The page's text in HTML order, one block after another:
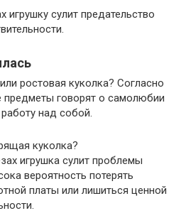
игрушку сулит предательство
ростовая куколка? Согласно
предметы говорят о самолюбии
над собой.
куколка?
игрушка сулит проблемы
вероятность потерять
платы или лишиться ценной